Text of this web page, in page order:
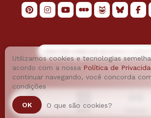
Utilizamos cookies e tecnologias
acordo com a nossa Política de
continuar navegando, você concorda
condições
OK O que são cookies?
Home